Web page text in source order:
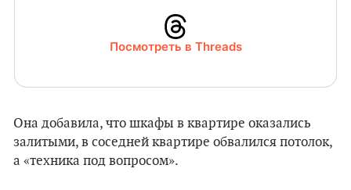
Посмотреть в Threads
Она добавила, что шкафы в квартире оказались
залитыми, в соседней квартире обвалился потолок,
а «техника под вопросом».